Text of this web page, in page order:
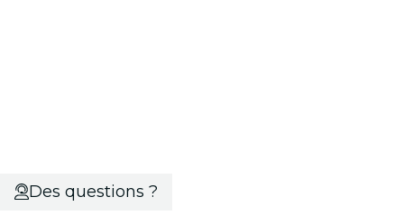
Des questions ?